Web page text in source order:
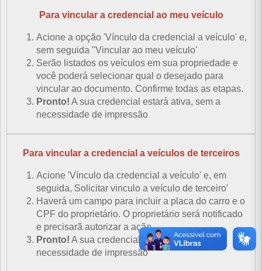
Para vincular a credencial ao meu veículo
Acione a opção 'Vínculo da credencial a veículo' e,
sem seguida "Vincular ao meu veículo'
Serão listados os veículos em sua propriedade e
você poderá selecionar qual o desejado para
vincular ao documento. Confirme todas as etapas.
Pronto! A sua credencial estará ativa, sem a
necessidade de impressão
Para vincular a credencial a veículos de terceiros
Acione 'Vínculo da credencial a veículo' e, em
seguida, Solicitar vinculo a veículo de terceiro'
Haverá um campo para incluir a placa do carro e o
CPF do proprietário. O proprietário será notificado
e precisarã autorizar a ação
Pronto! A sua credencial estará ativa, sem a
necessidade de impressão